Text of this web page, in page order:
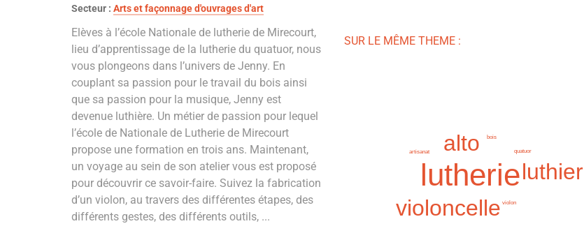
Secteur : Arts et façonnage d'ouvrages d'art
Elèves à l’école Nationale de lutherie de Mirecourt,
lieu d’apprentissage de la lutherie du quatuor, nous
vous plongeons dans l’univers de Jenny. En
couplant sa passion pour le travail du bois ainsi
que sa passion pour la musique, Jenny est
devenue luthière. Un métier de passion pour lequel
l’école de Nationale de Lutherie de Mirecourt
propose une formation en trois ans. Maintenant,
un voyage au sein de son atelier vous est proposé
pour découvrir ce savoir-faire. Suivez la fabrication
d’un violon, au travers des différentes étapes, des
différents gestes, des différents outils, ...
SUR LE MÊME THEME :
lutherie
alto
violoncelle
luthier
artisanat
violon
quatuor
bois